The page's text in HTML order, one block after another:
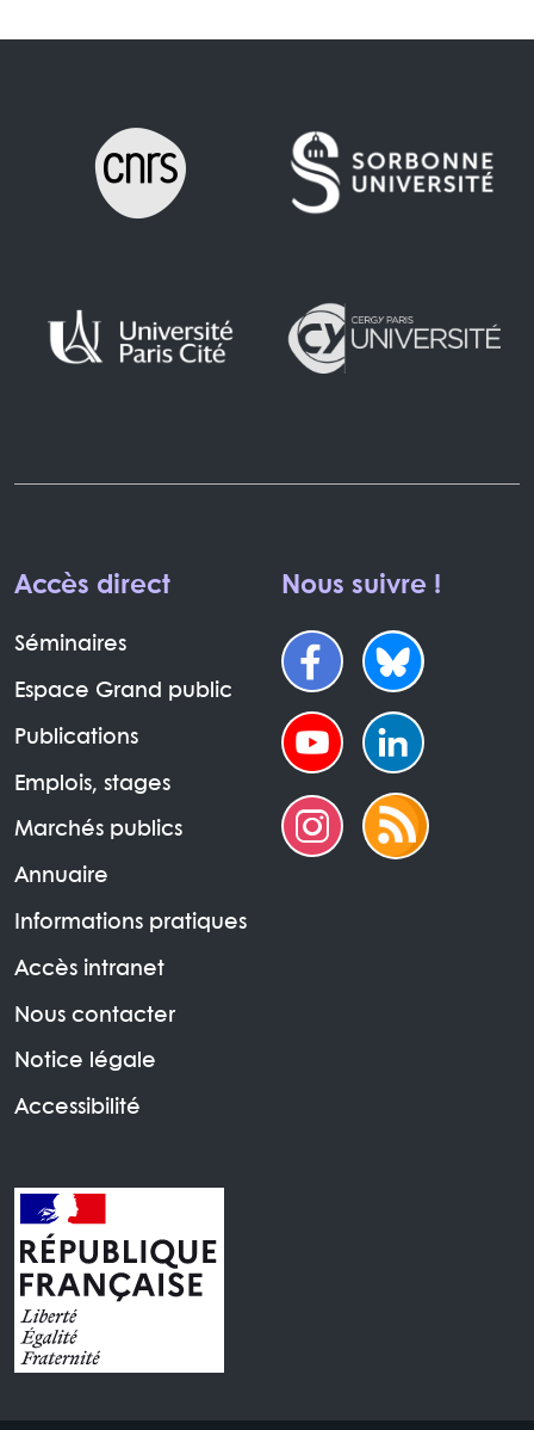
Accès direct
Séminaires
Espace Grand public
Publications
Emplois, stages
Marchés publics
Annuaire
Informations pratiques
Accès intranet
Nous contacter
Notice légale
Accessibilité
Nous suivre !